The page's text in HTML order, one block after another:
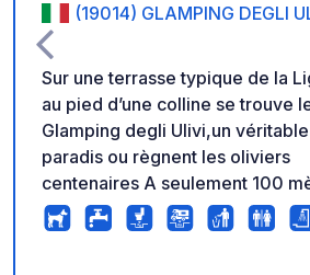
(19014) GLAMPING DEGLI
Sur une terrasse typique de la
au pied d’une colline se trouve
Glamping degli Ulivi,un véritable
paradis ou règnent les oliviers
centenaires A seulement 100
de la mer,à 5 minutes à pied de
et du centre de Deiva Marina,